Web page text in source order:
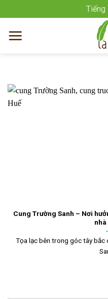
qua
nội
Tiếng
Cung Trường Sanh – Nơi
nhà
Tọa lạc bên trong góc tây bắc